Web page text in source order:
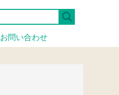
お問い合わせ